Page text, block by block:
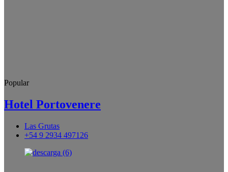
Popular
Hotel Portovenere
Las Grutas
+54 9 2934 497126